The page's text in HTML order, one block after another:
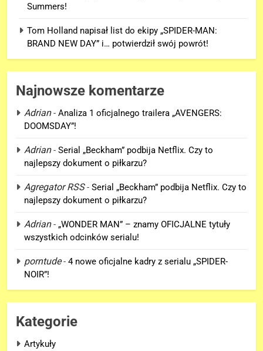
Summers!
Tom Holland napisał list do ekipy „SPIDER-MAN:
BRAND NEW DAY” i… potwierdził swój powrót!
Najnowsze komentarze
Adrian- Analiza 1 oficjalnego trailera „AVENGERS:
DOOMSDAY”!
Adrian- Serial „Beckham” podbija Netflix. Czy to
najlepszy dokument o piłkarzu?
Agregator RSS- Serial „Beckham” podbija Netflix. Czy to
najlepszy dokument o piłkarzu?
Adrian- „WONDER MAN” – znamy OFICJALNE tytuły
wszystkich odcinków serialu!
porntude- 4 nowe oficjalne kadry z serialu „SPIDER-
NOIR”!
Kategorie
Artykuły
Tom Holland napisał list do
ekipy „SPIDER-MAN: BRAND
NEW DAY” i… potwierdził swój
powrót!
FILMY
6
TA figurka LEGO
jest warta tysiące dolarów!
GADŻETY